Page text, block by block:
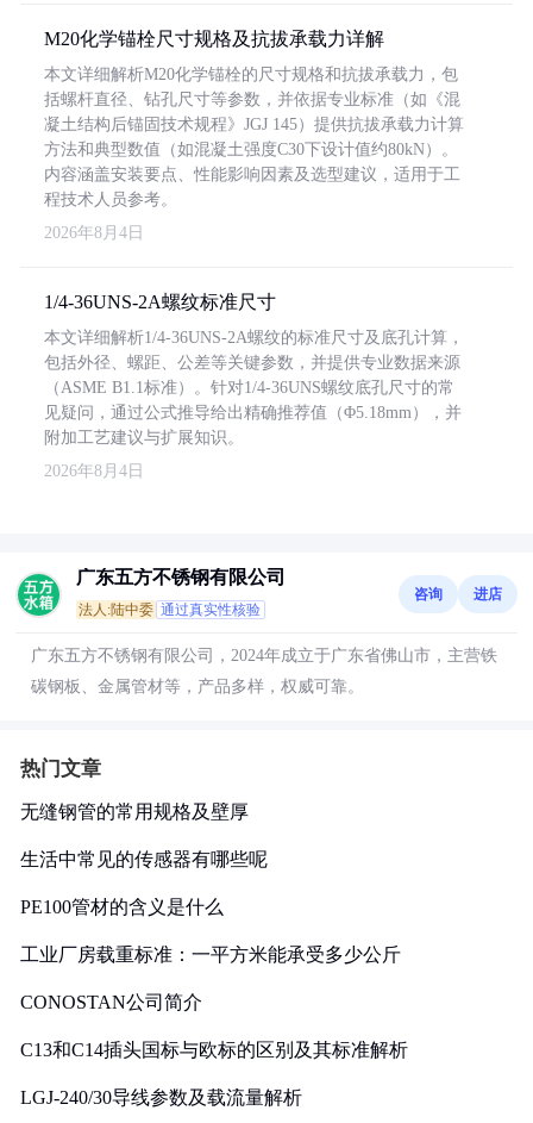
M20化学锚栓尺寸规格及抗拔承载力详解
本文详细解析M20化学锚栓的尺寸规格和抗拔承载力，包
括螺杆直径、钻孔尺寸等参数，并依据专业标准（如《混
凝土结构后锚固技术规程》JGJ 145）提供抗拔承载力计算
方法和典型数值（如混凝土强度C30下设计值约80kN）。
内容涵盖安装要点、性能影响因素及选型建议，适用于工
程技术人员参考。
2026年8月4日
1/4-36UNS-2A螺纹标准尺寸
本文详细解析1/4-36UNS-2A螺纹的标准尺寸及底孔计算，
包括外径、螺距、公差等关键参数，并提供专业数据来源
（ASME B1.1标准）。针对1/4-36UNS螺纹底孔尺寸的常
见疑问，通过公式推导给出精确推荐值（Φ5.18mm），并
附加工艺建议与扩展知识。
2026年8月4日
广东五方不锈钢有限公司
法人:陆中委 通过真实性核验
咨询 进店
广东五方不锈钢有限公司，2024年成立于广东省佛山市，主营铁
碳钢板、金属管材等，产品多样，权威可靠。
热门文章
无缝钢管的常用规格及壁厚
生活中常见的传感器有哪些呢
PE100管材的含义是什么
工业厂房载重标准：一平方米能承受多少公斤
CONOSTAN公司简介
C13和C14插头国标与欧标的区别及其标准解析
LGJ-240/30导线参数及载流量解析